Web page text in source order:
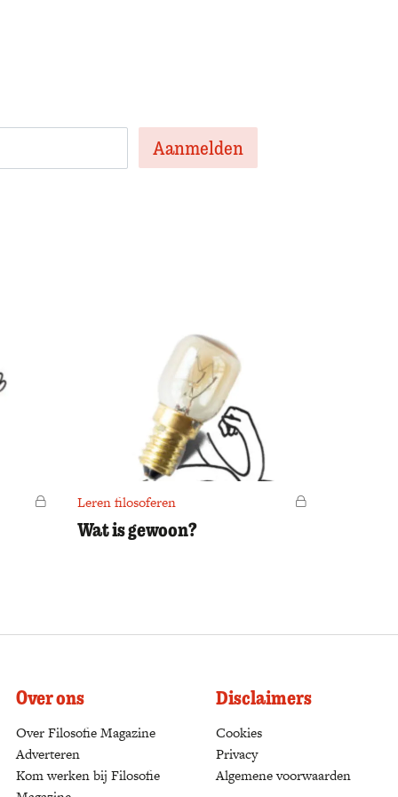
Voor ledenLeren filosoferen Voor leden
Wat is gewoon?
Over ons
Over Filosofie Magazine
Adverteren
Kom werken bij Filosofie
Disclaimers
Cookies
Privacy
Algemene voorwaarden